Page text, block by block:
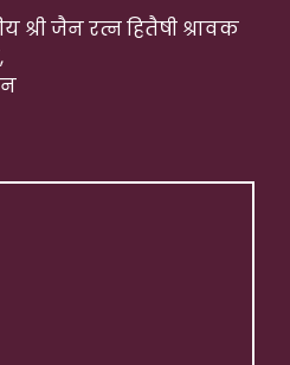
श्री जैन रत्न हितैषी श्रावक